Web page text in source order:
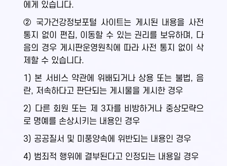
에게 있습니다.
② 국가건강정보포털 사이트는 게시된 내용을 사전
통지 없이 편집, 이동할 수 있는 권리를 보유하며, 다
음의 경우 게시판운영원칙에 따라 사전 통지 없이 삭
제할 수 있습니다.
1) 본 서비스 약관에 위배되거나 상용 또는 불법, 음
란, 저속하다고 판단되는 게시물을 게시한 경우
2) 다른 회원 또는 제 3자를 비방하거나 중상모략으
로 명예를 손상시키는 내용인 경우
3) 공공질서 및 미풍양속에 위반되는 내용인 경우
4) 범죄적 행위에 결부된다고 인정되는 내용일 경우